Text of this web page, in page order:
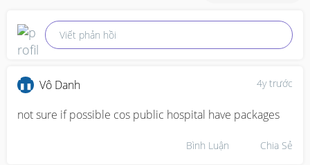
Viết phản hồi
4y trước
Vô Danh
not sure if possible cos public hospital have packages
Bình Luận Chia Sẻ